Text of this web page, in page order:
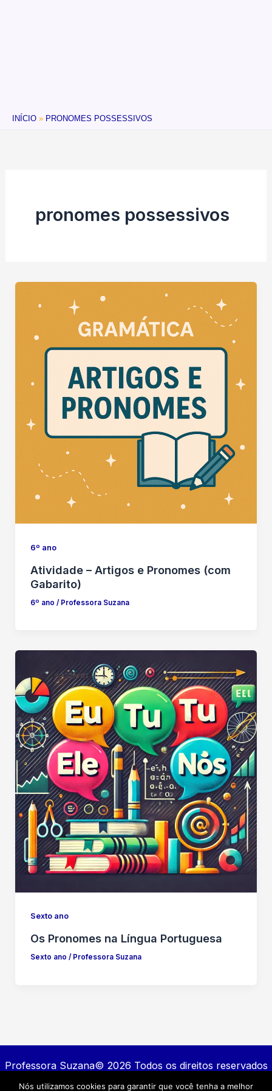
INÍCIO PRONOMES POSSESSIVOS
pronomes possessivos
6º ano
Atividade – Artigos e Pronomes (com
Gabarito)
6º ano / Professora Suzana
Sexto ano
Os Pronomes na Língua Portuguesa
Sexto ano / Professora Suzana
Professora Suzana© 2026 Todos os direitos reservados
Contato
Nós utilizamos cookies para garantir que você tenha a melhor